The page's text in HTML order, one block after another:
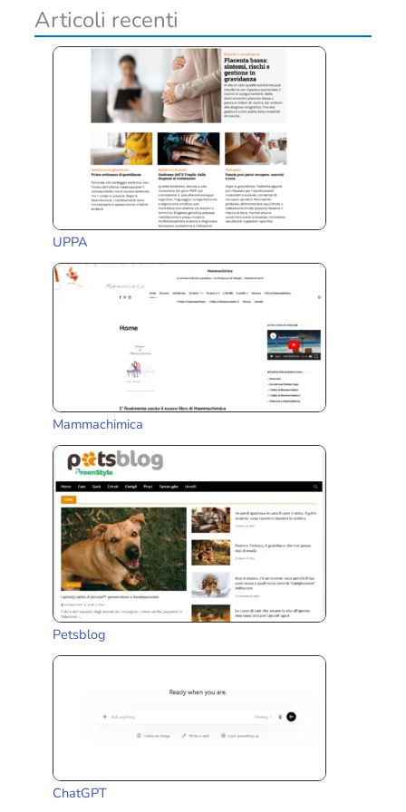
Articoli recenti
UPPA
Mammachimica
Petsblog
ChatGPT